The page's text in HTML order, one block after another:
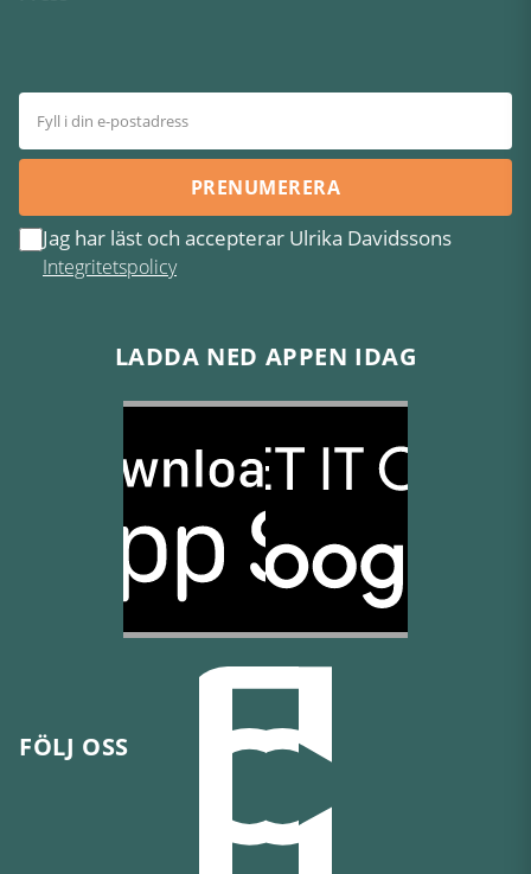
PRENUMERERA
Jag har läst och accepterar Ulrika Davidssons
Integritetspolicy
LADDA NED APPEN IDAG
FÖLJ OSS